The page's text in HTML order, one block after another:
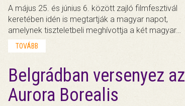
A május 25. és június 6. között zajló filmfesztivál
keretében idén is megtartják a magyar napot,
amelynek tiszteletbeli meghívottja a két magyar…
TOVÁBB
Belgrádban versenyez az
Aurora Borealis